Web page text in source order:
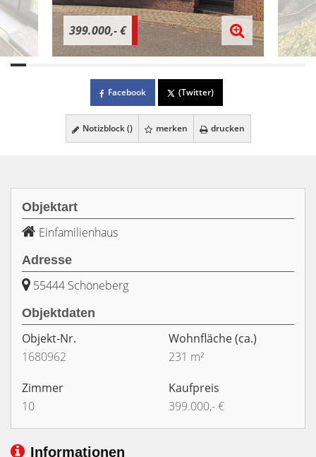
399.000,- €
Facebook (Twitter)
Notizblock () merken drucken
Objektart
Einfamilienhaus
Adresse
55444 Schöneberg
Objektdaten
Objekt-Nr.
1680962
Wohnfläche(ca.)
231 m²
Zimmer
10
Kaufpreis
399.000,- €
Informationen